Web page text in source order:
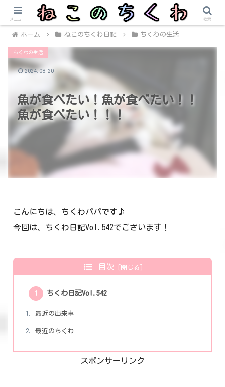
ホーム ねこのちくわ日記 ちくわの生活
魚が食べたい！魚が食べたい！！
魚が食べたい！！！
ちくわの生活
2024.08.20
こんにちは、ちくわパパです♪
今回は、ちくわ日記Vol.542でございます！
目次
ちくわ日記Vol.542
最近の出来事
最近のちくわ
スポンサーリンク
メニュー 検索